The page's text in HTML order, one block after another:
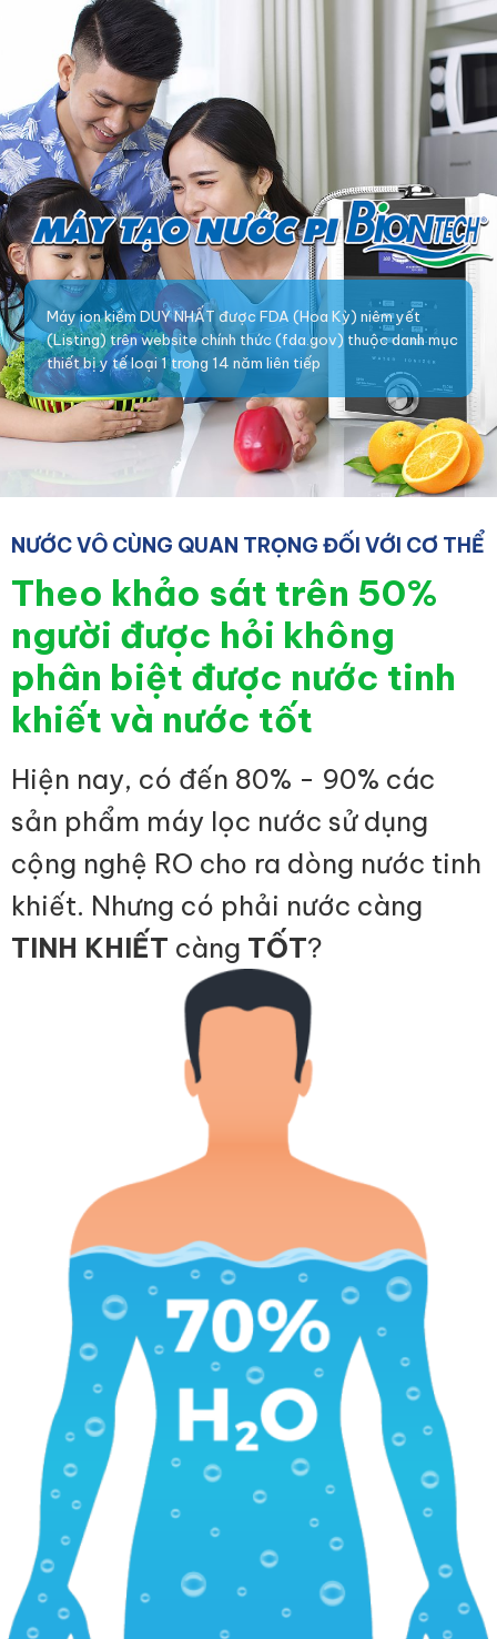
Máy ion kiềm DUY NHẤT được FDA (Hoa Kỳ) niêm yết
(Listing) trên website chính thức (fda.gov) thuộc danh mục
thiết bị y tế loại 1 trong 14 năm liên tiếp
NƯỚC VÔ CÙNG QUAN TRỌNG ĐỐI VỚI CƠ THỂ
Theo khảo sát trên 50%
người được hỏi không
phân biệt được nước tinh
khiết và nước tốt
Hiện nay, có đến 80% - 90% các
sản phẩm máy lọc nước sử dụng
cộng nghệ RO cho ra dòng nước tinh
khiết. Nhưng có phải nước càng
TINH KHIẾT càng TỐT?